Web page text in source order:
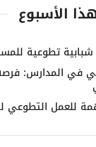
الأسبوع
شبابية تطوعية
في المدارس:
للعمل التطوعي